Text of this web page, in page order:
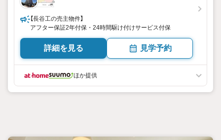
【長谷工の売主物件】
アフター保証2年付保・24時間駆け付けサービス付保
詳細を見る 見学予約
ほか提供